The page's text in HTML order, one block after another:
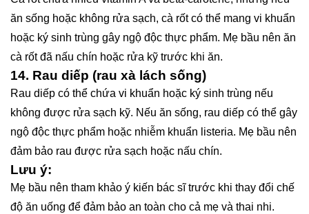
ăn sống hoặc không rửa sạch, cà rốt có thể mang vi khuẩn
hoặc ký sinh trùng gây ngộ độc thực phẩm. Mẹ bầu nên ăn
cà rốt đã nấu chín hoặc rửa kỹ trước khi ăn.
14. Rau diếp (rau xà lách sống)
Rau diếp có thể chứa vi khuẩn hoặc ký sinh trùng nếu
không được rửa sạch kỹ. Nếu ăn sống, rau diếp có thể gây
ngộ độc thực phẩm hoặc nhiễm khuẩn listeria. Mẹ bầu nên
đảm bảo rau được rửa sạch hoặc nấu chín.
Lưu ý:
Mẹ bầu nên tham khảo ý kiến bác sĩ trước khi thay đổi chế
độ ăn uống để đảm bảo an toàn cho cả mẹ và thai nhi.